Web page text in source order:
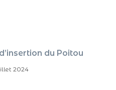
du Poitou
2024